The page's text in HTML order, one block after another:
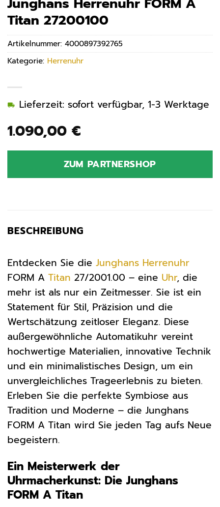
Titan 27200100
1.090,00 €
Lieferzeit: sofort verfügbar, 1-3 Werktage
ZUM PARTNERSHOP
Artikelnummer: 4000897392765
Kategorie: Herrenuhr
BESCHREIBUNG
Entdecken Sie die Junghans Herrenuhr
FORM A Titan 27/2001.00 – eine Uhr, die
mehr ist als nur ein Zeitmesser. Sie ist ein
Statement für Stil, Präzision und die
Wertschätzung zeitloser Eleganz. Diese
außergewöhnliche Automatikuhr vereint
hochwertige Materialien, innovative Technik
und ein minimalistisches Design, um ein
unvergleichliches Trageerlebnis zu bieten.
Erleben Sie die perfekte Symbiose aus
Tradition und Moderne – die Junghans
FORM A Titan wird Sie jeden Tag aufs Neue
begeistern.
Ein Meisterwerk der
Uhrmacherkunst: Die Junghans
FORM A Titan